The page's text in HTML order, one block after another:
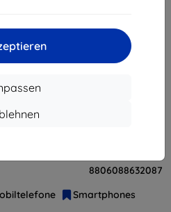
8806088632087
Smartphones